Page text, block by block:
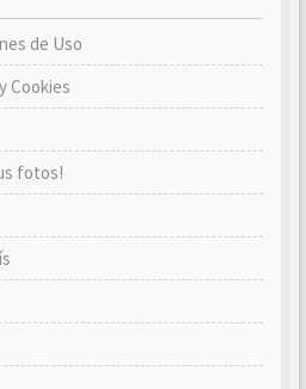
de Uso
Cookies
fotos!